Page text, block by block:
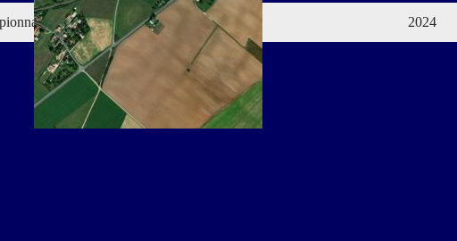
de France Élite 2 2024